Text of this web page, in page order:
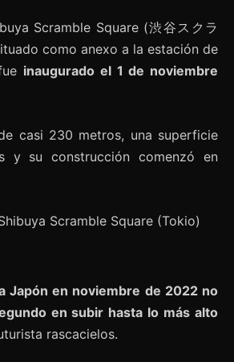
Scramble Square (渋谷スクラ
como anexo a la estación de
inaugurado el 1 de noviembre
casi 230 metros, una superficie
y su construcción comenzó en
Japón en noviembre de 2022 no
en subir hasta lo más alto
rascacielos.